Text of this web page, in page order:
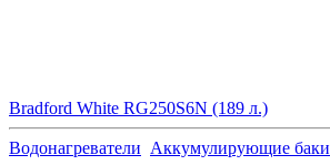
Bradford White RG250S6N (189 л.)
Водонагреватели Аккумулирующие баки